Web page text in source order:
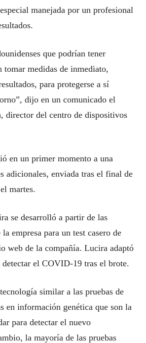
manejada por un profesional
que podrían tener
medidas de inmediato,
para protegerse a sí
dijo en un comunicado el
director del centro de dispositivos
en un primer momento a una
adicionales, enviada tras el final de
martes.
se desarrolló a partir de las
empresa para un test casero de
web de la compañía. Lucira adaptó
detectar el COVID-19 tras el brote.
similar a las pruebas de
en información genética que son la
para detectar el nuevo
la mayoría de las pruebas